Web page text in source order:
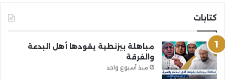
كتابات
مباهلة بيزنطية يقودها أهل البدعة
والفرقة
منذ أسبوع واحد